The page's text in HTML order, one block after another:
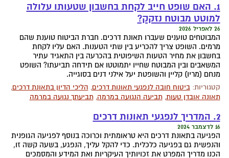
1. האם שופט חייב לקחת בחשבון שטעותו עלולה
למוטט מבוטח נזקק?
26 לאפריל 2026
המבוטחים טוענים שעברו תאונת דרכים. חברת הביטוח טוענת שהם
מרמים. השופט צריך להכריע בין שתי הטענות. האם עליו לקחת
בחשבון את מחיר הטעות השיפוטית בהכרעה בין התאגיד עתיר
המשאבים ובין המבוטח שחייו יתמוטטו אם תידחה תביעתו? השופט
מנחם (מריו) קליין והשופטת יעל אילני דנים בסוגייה.
קטגוריות:ביטוח חובה לנפגעי תאונות דרכים, הליכי הדיון בתאונת דרכים,
תאונה אובדן טעות,תביעה הנגועה במרמה,תביעתך נגועה במרמה
2. המדריך לנפגעי תאונות דרכים
16 לדצמבר 2024
הפגיעה בתאונת דרכים היא טראומתית וכרוכה בנוסף לפגיעה הגופנית
והנפשית גם בפגיעה כלכלית. כדי להקל עליך, הנפגע, בשעה קשה זו,
הכנו מדריך המפרט את זכויותיך העיקריות ואת המידע והמסמכים